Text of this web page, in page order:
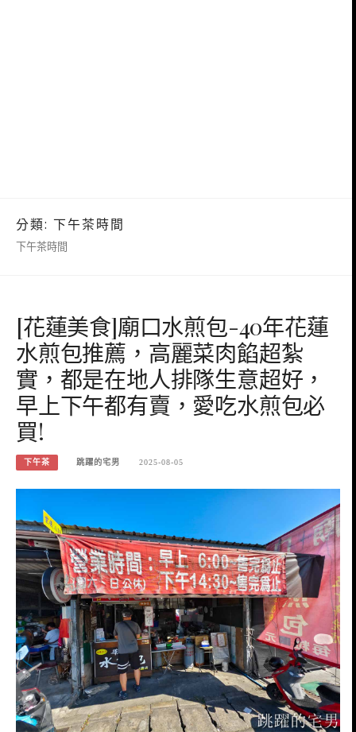
分類: 下午茶時間
下午茶時間
[花蓮美食]廟口水煎包-40年花蓮
水煎包推薦，高麗菜肉餡超紮
實，都是在地人排隊生意超好，
早上下午都有賣，愛吃水煎包必
買!
下午茶 跳躍的宅男 2025-08-05